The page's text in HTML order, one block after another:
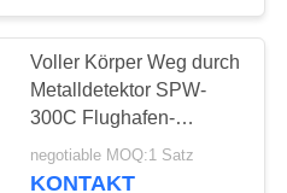
Voller Körper Weg durch
Metalldetektor SPW-
300C Flughafen-
Torbogenmetalldetektor
negotiable MOQ:1 Satz
KONTAKT